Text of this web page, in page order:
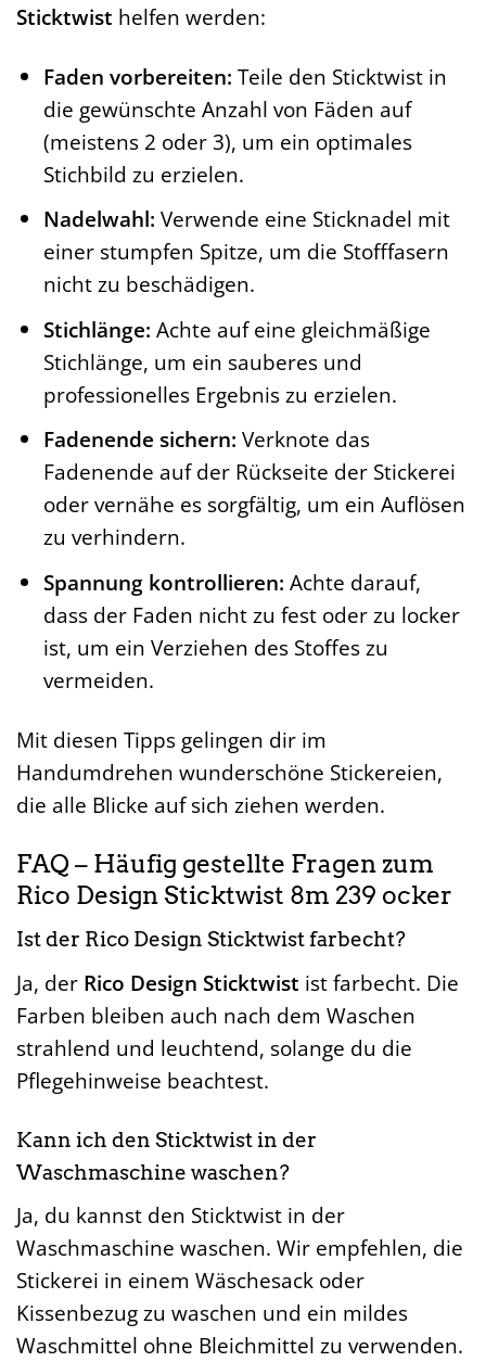
Sticktwist helfen werden:
Faden vorbereiten: Teile den Sticktwist in
die gewünschte Anzahl von Fäden auf
(meistens 2 oder 3), um ein optimales
Stichbild zu erzielen.
Nadelwahl: Verwende eine Sticknadel mit
einer stumpfen Spitze, um die Stofffasern
nicht zu beschädigen.
Stichlänge: Achte auf eine gleichmäßige
Stichlänge, um ein sauberes und
professionelles Ergebnis zu erzielen.
Fadenende sichern: Verknote das
Fadenende auf der Rückseite der Stickerei
oder vernähe es sorgfältig, um ein Auflösen
zu verhindern.
Spannung kontrollieren: Achte darauf,
dass der Faden nicht zu fest oder zu locker
ist, um ein Verziehen des Stoffes zu
vermeiden.
Mit diesen Tipps gelingen dir im
Handumdrehen wunderschöne Stickereien,
die alle Blicke auf sich ziehen werden.
FAQ – Häufig gestellte Fragen zum
Rico Design Sticktwist 8m 239 ocker
Ist der Rico Design Sticktwist farbecht?
Ja, der Rico Design Sticktwist ist farbecht. Die
Farben bleiben auch nach dem Waschen
strahlend und leuchtend, solange du die
Pflegehinweise beachtest.
Kann ich den Sticktwist in der
Waschmaschine waschen?
Ja, du kannst den Sticktwist in der
Waschmaschine waschen. Wir empfehlen, die
Stickerei in einem Wäschesack oder
Kissenbezug zu waschen und ein mildes
Waschmittel ohne Bleichmittel zu verwenden.